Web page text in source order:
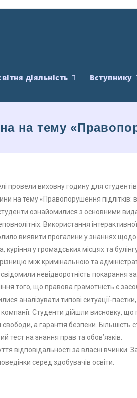
діяльність Вступнику
на тему
провели виховну годину для студентів
на тему «Правопорушення підлітків:
студенти ознайомилися з основними
Використання
виявити прогалини у знаннях щодо
куріння у громадських місцях та
між кримінальною та
невідворотність покарання
того, що правова грамотність є
аналізувати типові ситуації-
компанії. Студенти дійшли висновку,
а гарантія безпеки. Більшість
тест на знання прав та обов’язків.
відповідальності за власні вчинки.
серед здобувачів освіти.